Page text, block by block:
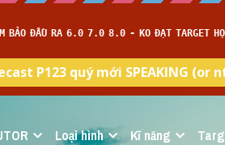
Loại hình Kĩ năng